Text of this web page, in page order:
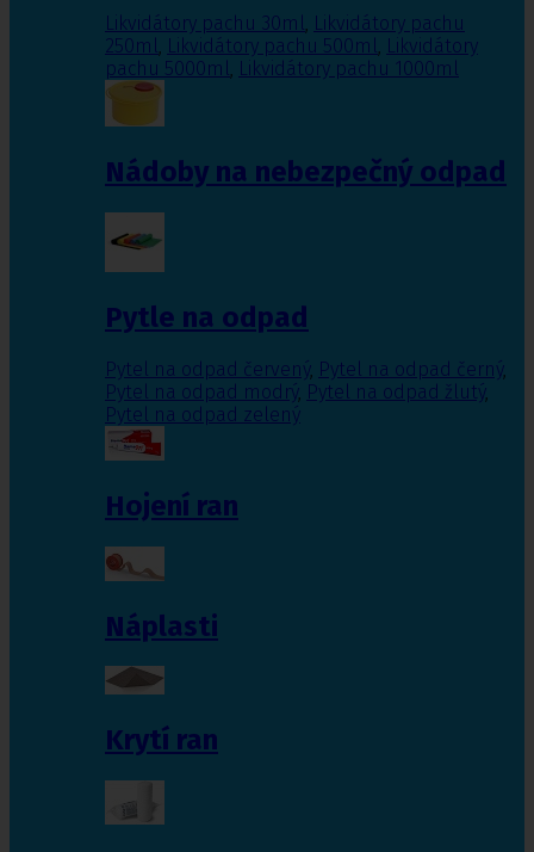
Likvidátory pachu 30ml, Likvidátory pachu
250ml, Likvidátory pachu 500ml, Likvidátory
pachu 5000ml, Likvidátory pachu 1000ml
Nádoby na nebezpečný odpad
Pytle na odpad
Pytel na odpad červený, Pytel na odpad černý,
Pytel na odpad modrý, Pytel na odpad žlutý,
Pytel na odpad zelený
Hojení ran
Náplasti
Krytí ran